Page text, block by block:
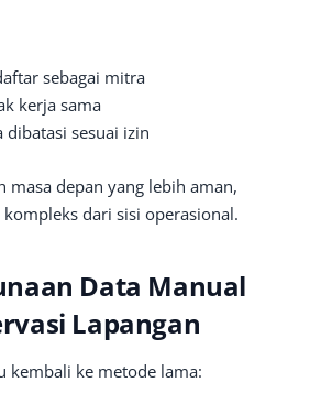
sebagai mitra
kerja sama
dibatasi sesuai izin
masa depan yang lebih aman,
dari sisi operasional.
Data Manual
Lapangan
kembali ke metode lama: